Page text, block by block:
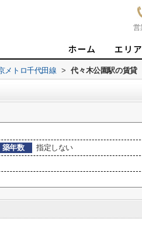
営
メトロ千代田線 > 代々木公園駅の賃貸
築年数
指定しない